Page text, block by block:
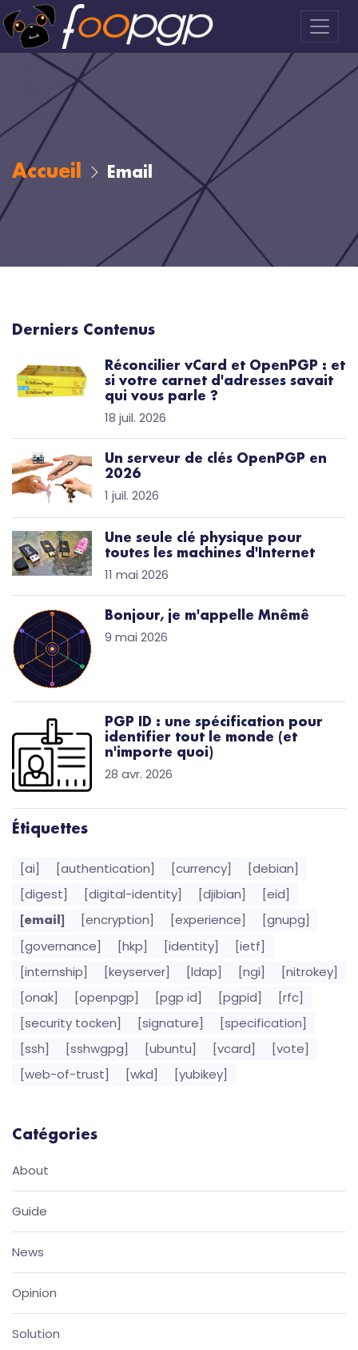
Accueil Email
Derniers Contenus
Réconcilier vCard et OpenPGP : et
si votre carnet d'adresses savait
qui vous parle ?
18 juil. 2026
Un serveur de clés OpenPGP en
2026
1 juil. 2026
Une seule clé physique pour
toutes les machines d'Internet
11 mai 2026
Bonjour, je m'appelle Mnêmê
9 mai 2026
PGP ID : une spécification pour
identifier tout le monde (et
n'importe quoi)
28 avr. 2026
Étiquettes
[ai] [authentication] [currency]
[debian]
[digest]
[digital-identity] [djibian] [eid]
[email] [encryption] [experience]
[gnupg]
[governance]
[hkp] [identity]
[ietf]
[internship]
[keyserver] [ldap] [ngi]
[nitrokey]
[onak]
[openpgp] [pgp id] [pgpid]
[rfc]
[security tocken]
[signature]
[specification]
[ssh]
[sshwgpg] [ubuntu] [vcard]
[vote]
[web-of-trust]
[wkd] [yubikey]
Catégories
About
Guide
News
Opinion
Solution